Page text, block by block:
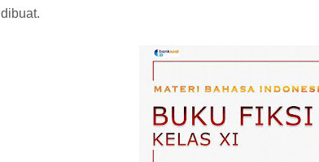
dibuat.